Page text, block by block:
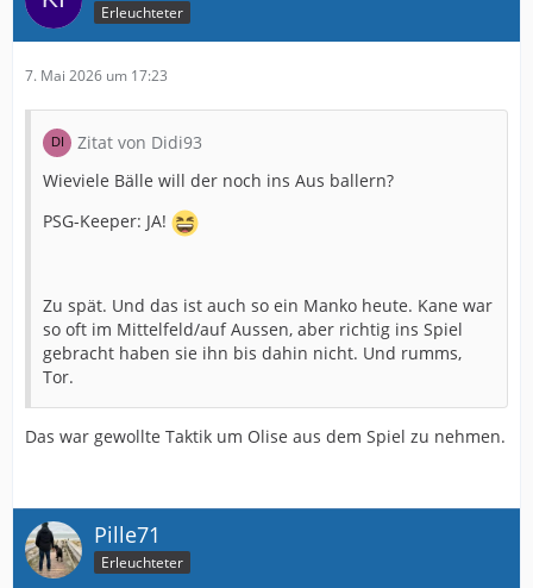
Erleuchteter
7. Mai 2026 um 17:23
Zitat von Didi93
Wieviele Bälle will der noch ins Aus ballern?
PSG-Keeper: JA!
Zu spät. Und das ist auch so ein Manko heute. Kane war
so oft im Mittelfeld/auf Aussen, aber richtig ins Spiel
gebracht haben sie ihn bis dahin nicht. Und rumms,
Tor.
Das war gewollte Taktik um Olise aus dem Spiel zu nehmen.
Pille71
Erleuchteter